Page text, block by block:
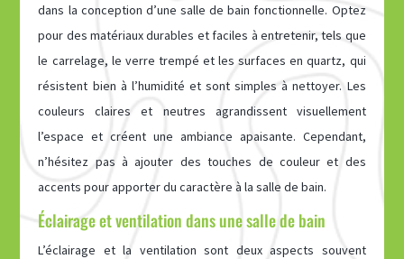
dans la conception d’une salle de bain fonctionnelle. Optez
pour des matériaux durables et faciles à entretenir, tels que
le carrelage, le verre trempé et les surfaces en quartz, qui
résistent bien à l’humidité et sont simples à nettoyer. Les
couleurs claires et neutres agrandissent visuellement
l’espace et créent une ambiance apaisante. Cependant,
n’hésitez pas à ajouter des touches de couleur et des
accents pour apporter du caractère à la salle de bain.
Éclairage et ventilation dans une salle de bain
L’éclairage et la ventilation sont deux aspects souvent